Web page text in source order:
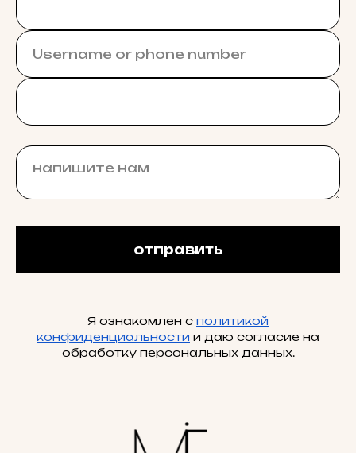
отправить
Я ознакомлен с политикой
конфиденциальности и даю согласие на
обработку персональных данных.